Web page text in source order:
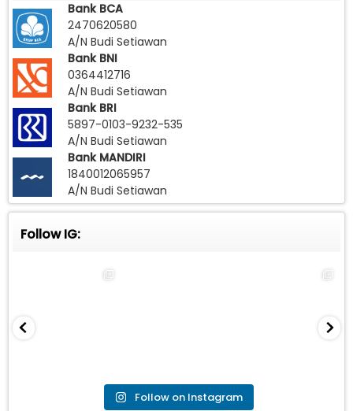
Bank BCA
2470620580
A/N Budi Setiawan
Bank BNI
0364412716
A/N Budi Setiawan
Bank BRI
5897-0103-9232-535
A/N Budi Setiawan
Bank MANDIRI
1840012065957
A/N Budi Setiawan
Follow IG:
Follow on Instagram